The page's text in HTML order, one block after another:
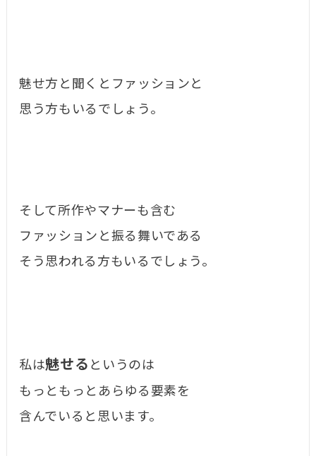
魅せ方と聞くとファッションと
思う方もいるでしょう。
そして所作やマナーも含む
ファッションと振る舞いである
そう思われる方もいるでしょう。
私は魅せる というのは
もっともっとあらゆる要素を
含んでいると思います。